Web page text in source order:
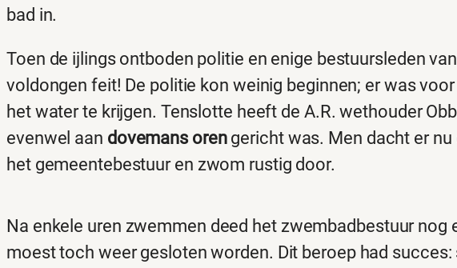
bad in.
Toen de ijlings ontboden politie en enige bestuursleden
voldongen feit! De politie kon weinig beginnen; er was
het water te krijgen. Tenslotte heeft de A.R. wethouder
evenwel aan dovemans orengericht was. Men dacht er nu
het gemeentebestuur en zwom rustig door.
Na enkele uren zwemmen deed het zwembadbestuur nog
moest toch weer gesloten worden. Dit beroep had